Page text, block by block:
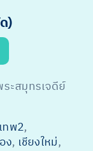
)
ะสมุทรเจดีย์
ทพ2,
ง, เชียงใหม่,